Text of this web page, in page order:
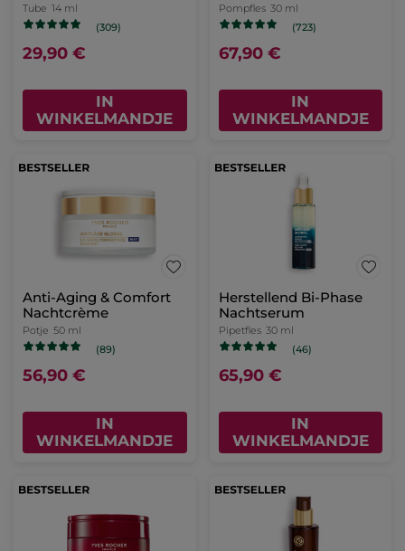
Tube 14 ml
(309)
29,90 €
IN
WINKELMANDJE
Pompfles 30 ml
(723)
67,90 €
IN
WINKELMANDJE
Anti-Aging & Comfort
Nachtcrème
Potje 50 ml
(89)
56,90 €
IN
WINKELMANDJE
Herstellend Bi-Phase
Nachtserum
Pipetfles 30 ml
(46)
65,90 €
IN
WINKELMANDJE